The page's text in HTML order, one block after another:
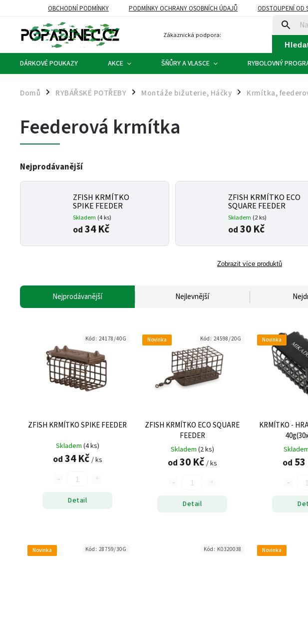
OBCHODNÍ PODMÍNKY PODMÍNKY OCHRANY OSOBNÍCH ÚDAJŮ ODSTOUPENÍ OD
Zákaznická podpora:
DÁRKOVÉ POUKAZY AKCE ŠŇŮRY A VLASCE RYBOLOVNÝ
Domů / RYBÁŘSKÉ POTŘEBY / Montáže bižuterie, Háčky / Krmítka,
Feederová krmítka
Nejprodávanější
ZFISH KRMÍTKO
SPIKE FEEDER
Skladem (4 ks)
od 34 Kč
ZFISH KRMÍTKO ECO
SQUARE FEEDER
Skladem (2 ks)
od 30 Kč
Zobrazit více produktů
Nejprodávanější Nejlevnější
ZFISH KRMÍTKO SPIKE FEEDER
Skladem (4 ks)
od 34 Kč / ks
Detail
Kód: 24178/40G Novinka
ZFISH KRMÍTKO ECO SQUARE
FEEDER
Skladem (2 ks)
od 30 Kč / ks
Detail
Kód: 24598/20G Novinka
KRMÍTKO -
od
Novinka Kód: 28759/30G Kód: K0320038 Novinka